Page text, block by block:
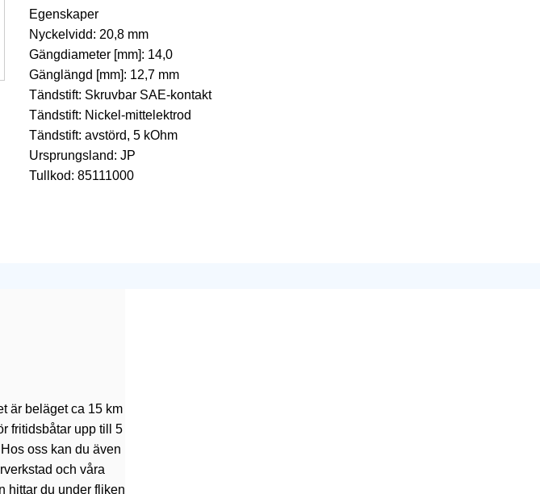
Egenskaper
Nyckelvidd: 20,8 mm
Gängdiameter [mm]: 14,0
Gänglängd [mm]: 12,7 mm
Tändstift: Skruvbar SAE-kontakt
Tändstift: Nickel-mittelektrod
Tändstift: avstörd, 5 kOhm
Ursprungsland: JP
Tullkod: 85111000
är beläget ca 15 km
fritidsbåtar upp till 5
oss kan du även
och våra
hittar du under fliken